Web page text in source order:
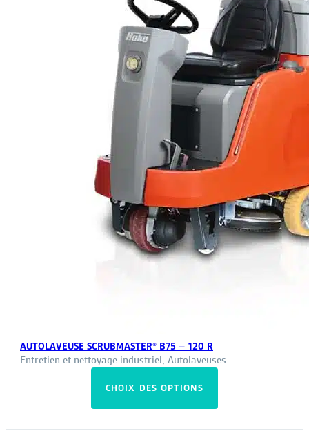
AUTOLAVEUSE SCRUBMASTER® B75 – 120 R
Entretien et nettoyage industriel, Autolaveuses
CHOIX DES OPTIONS
a
plusieurs